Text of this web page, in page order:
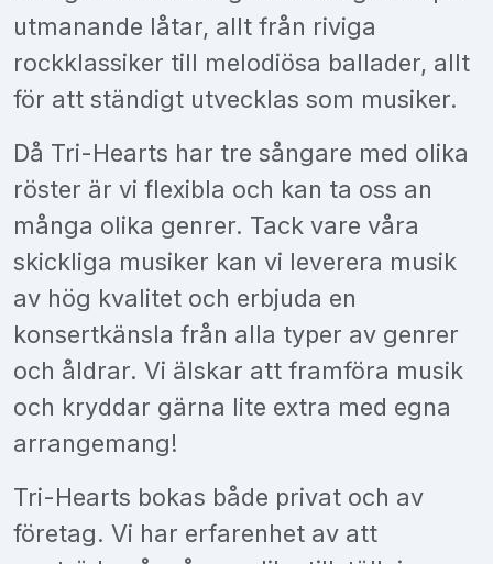
utmanande låtar, allt från riviga
rockklassiker till melodiösa ballader, allt
för att ständigt utvecklas som musiker.
Då Tri-Hearts har tre sångare med olika
röster är vi flexibla och kan ta oss an
många olika genrer. Tack vare våra
skickliga musiker kan vi leverera musik
av hög kvalitet och erbjuda en
konsertkänsla från alla typer av genrer
och åldrar. Vi älskar att framföra musik
och kryddar gärna lite extra med egna
arrangemang!
Tri-Hearts bokas både privat och av
företag. Vi har erfarenhet av att